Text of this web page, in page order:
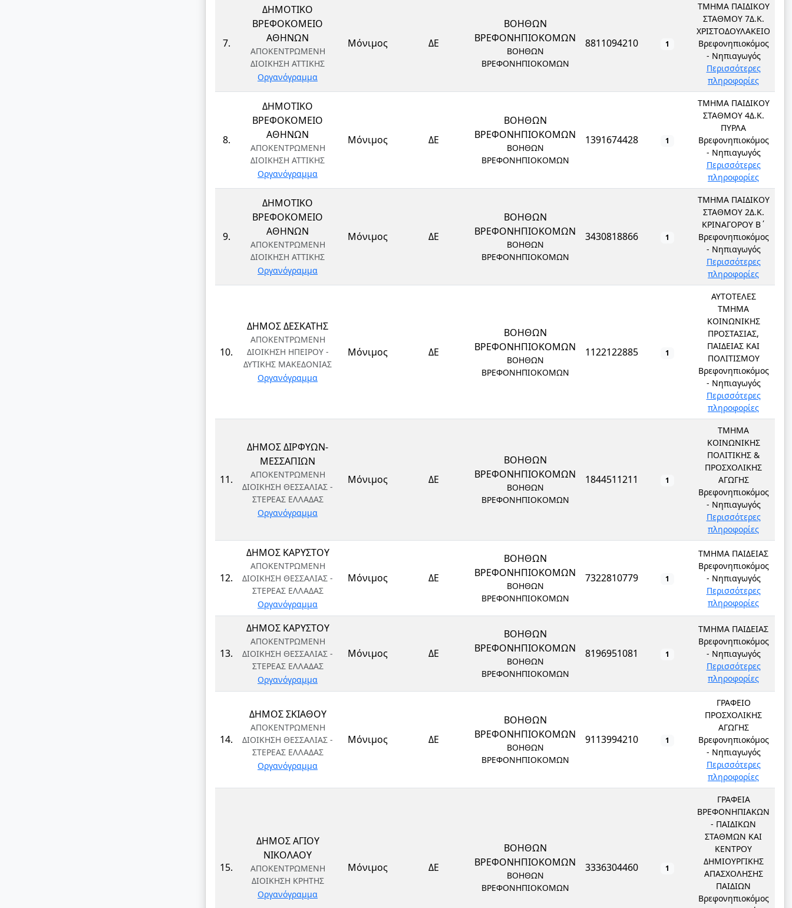
7.
ΔΗΜΟΤΙΚΟ
ΒΡΕΦΟΚΟΜΕΙΟ
ΑΘΗΝΩΝ
ΑΠΟΚΕΝΤΡΩΜΕΝΗ
ΔΙΟΙΚΗΣΗ ΑΤΤΙΚΗΣ
Οργανόγραμμα
Μόνιμος ΔΕ
ΒΟΗΘΩΝ
ΒΡΕΦΟΝΗΠΙΟΚΟΜΩΝ
ΒΟΗΘΩΝ
ΒΡΕΦΟΝΗΠΙΟΚΟΜΩΝ
8811094210 1
ΤΜΗΜΑ ΠΑΙΔΙΚΟΥ
ΣΤΑΘΜΟΥ 7Δ.Κ.
ΧΡΙΣΤΟΔΟΥΛΑΚΕΙΟ
Βρεφονηπιοκόμος
- Νηπιαγωγός
Περισσότερες
πληροφορίες
8.
ΔΗΜΟΤΙΚΟ
ΒΡΕΦΟΚΟΜΕΙΟ
ΑΘΗΝΩΝ
ΑΠΟΚΕΝΤΡΩΜΕΝΗ
ΔΙΟΙΚΗΣΗ ΑΤΤΙΚΗΣ
Οργανόγραμμα
Μόνιμος ΔΕ
ΒΟΗΘΩΝ
ΒΡΕΦΟΝΗΠΙΟΚΟΜΩΝ
ΒΟΗΘΩΝ
ΒΡΕΦΟΝΗΠΙΟΚΟΜΩΝ
1391674428 1
ΤΜΗΜΑ ΠΑΙΔΙΚΟΥ
ΣΤΑΘΜΟΥ 4Δ.Κ.
ΠΥΡΛΑ
Βρεφονηπιοκόμος
- Νηπιαγωγός
Περισσότερες
πληροφορίες
9.
ΔΗΜΟΤΙΚΟ
ΒΡΕΦΟΚΟΜΕΙΟ
ΑΘΗΝΩΝ
ΑΠΟΚΕΝΤΡΩΜΕΝΗ
ΔΙΟΙΚΗΣΗ ΑΤΤΙΚΗΣ
Οργανόγραμμα
Μόνιμος ΔΕ
ΒΟΗΘΩΝ
ΒΡΕΦΟΝΗΠΙΟΚΟΜΩΝ
ΒΟΗΘΩΝ
ΒΡΕΦΟΝΗΠΙΟΚΟΜΩΝ
3430818866 1
ΤΜΗΜΑ ΠΑΙΔΙΚΟΥ
ΣΤΑΘΜΟΥ 2Δ.Κ.
ΚΡΙΝΑΓΟΡΟΥ Β΄
Βρεφονηπιοκόμος
- Νηπιαγωγός
Περισσότερες
πληροφορίες
10.
ΔΗΜΟΣ ΔΕΣΚΑΤΗΣ
ΑΠΟΚΕΝΤΡΩΜΕΝΗ
ΔΙΟΙΚΗΣΗ ΗΠΕΙΡΟΥ -
ΔΥΤΙΚΗΣ ΜΑΚΕΔΟΝΙΑΣ
Οργανόγραμμα
Μόνιμος ΔΕ
ΒΟΗΘΩΝ
ΒΡΕΦΟΝΗΠΙΟΚΟΜΩΝ
ΒΟΗΘΩΝ
ΒΡΕΦΟΝΗΠΙΟΚΟΜΩΝ
1122122885 1
ΑΥΤΟΤΕΛΕΣ
ΤΜΗΜΑ
ΚΟΙΝΩΝΙΚΗΣ
ΠΡΟΣΤΑΣΙΑΣ,
ΠΑΙΔΕΙΑΣ ΚΑΙ
ΠΟΛΙΤΙΣΜΟΥ
Βρεφονηπιοκόμος
- Νηπιαγωγός
Περισσότερες
πληροφορίες
11.
ΔΗΜΟΣ ΔΙΡΦΥΩΝ-
ΜΕΣΣΑΠΙΩΝ
ΑΠΟΚΕΝΤΡΩΜΕΝΗ
ΔΙΟΙΚΗΣΗ ΘΕΣΣΑΛΙΑΣ -
ΣΤΕΡΕΑΣ ΕΛΛΑΔΑΣ
Οργανόγραμμα
Μόνιμος ΔΕ
ΒΟΗΘΩΝ
ΒΡΕΦΟΝΗΠΙΟΚΟΜΩΝ
ΒΟΗΘΩΝ
ΒΡΕΦΟΝΗΠΙΟΚΟΜΩΝ
1844511211 1
ΤΜΗΜΑ
ΚΟΙΝΩΝΙΚΗΣ
ΠΟΛΙΤΙΚΗΣ &
ΠΡΟΣΧΟΛΙΚΗΣ
ΑΓΩΓΗΣ
Βρεφονηπιοκόμος
- Νηπιαγωγός
Περισσότερες
πληροφορίες
12.
ΔΗΜΟΣ ΚΑΡΥΣΤΟΥ
ΑΠΟΚΕΝΤΡΩΜΕΝΗ
ΔΙΟΙΚΗΣΗ ΘΕΣΣΑΛΙΑΣ -
ΣΤΕΡΕΑΣ ΕΛΛΑΔΑΣ
Οργανόγραμμα
Μόνιμος ΔΕ
ΒΟΗΘΩΝ
ΒΡΕΦΟΝΗΠΙΟΚΟΜΩΝ
ΒΟΗΘΩΝ
ΒΡΕΦΟΝΗΠΙΟΚΟΜΩΝ
7322810779 1
ΤΜΗΜΑ ΠΑΙΔΕΙΑΣ
Βρεφονηπιοκόμος
- Νηπιαγωγός
Περισσότερες
πληροφορίες
13.
ΔΗΜΟΣ ΚΑΡΥΣΤΟΥ
ΑΠΟΚΕΝΤΡΩΜΕΝΗ
ΔΙΟΙΚΗΣΗ ΘΕΣΣΑΛΙΑΣ -
ΣΤΕΡΕΑΣ ΕΛΛΑΔΑΣ
Οργανόγραμμα
Μόνιμος ΔΕ
ΒΟΗΘΩΝ
ΒΡΕΦΟΝΗΠΙΟΚΟΜΩΝ
ΒΟΗΘΩΝ
ΒΡΕΦΟΝΗΠΙΟΚΟΜΩΝ
8196951081 1
ΤΜΗΜΑ ΠΑΙΔΕΙΑΣ
Βρεφονηπιοκόμος
- Νηπιαγωγός
Περισσότερες
πληροφορίες
14.
ΔΗΜΟΣ ΣΚΙΑΘΟΥ
ΑΠΟΚΕΝΤΡΩΜΕΝΗ
ΔΙΟΙΚΗΣΗ ΘΕΣΣΑΛΙΑΣ -
ΣΤΕΡΕΑΣ ΕΛΛΑΔΑΣ
Οργανόγραμμα
Μόνιμος ΔΕ
ΒΟΗΘΩΝ
ΒΡΕΦΟΝΗΠΙΟΚΟΜΩΝ
ΒΟΗΘΩΝ
ΒΡΕΦΟΝΗΠΙΟΚΟΜΩΝ
9113994210 1
ΓΡΑΦΕΙΟ
ΠΡΟΣΧΟΛΙΚΗΣ
ΑΓΩΓΗΣ
Βρεφονηπιοκόμος
- Νηπιαγωγός
Περισσότερες
πληροφορίες
15.
ΔΗΜΟΣ ΑΓΙΟΥ
ΝΙΚΟΛΑΟΥ
ΑΠΟΚΕΝΤΡΩΜΕΝΗ
ΔΙΟΙΚΗΣΗ ΚΡΗΤΗΣ
Οργανόγραμμα
Μόνιμος ΔΕ
ΒΟΗΘΩΝ
ΒΡΕΦΟΝΗΠΙΟΚΟΜΩΝ
ΒΟΗΘΩΝ
ΒΡΕΦΟΝΗΠΙΟΚΟΜΩΝ
3336304460 1
ΓΡΑΦΕΙΑ
ΒΡΕΦΟΝΗΠΙΑΚΩΝ
- ΠΑΙΔΙΚΩΝ
ΣΤΑΘΜΩΝ ΚΑΙ
ΚΕΝΤΡΟΥ
ΔΗΜΙΟΥΡΓΙΚΗΣ
ΑΠΑΣΧΟΛΗΣΗΣ
ΠΑΙΔΙΩΝ
Βρεφονηπιοκόμος